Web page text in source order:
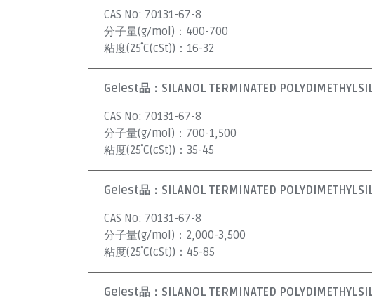
CAS No: 70131-67-8
分子量(g/mol)： 400-700
粘度(25˚C(cSt))： 16-32
Gelest品： SILANOL TERMINATED
CAS No: 70131-67-8
分子量(g/mol)： 700-1,500
粘度(25˚C(cSt))： 35-45
Gelest品： SILANOL TERMINATED
CAS No: 70131-67-8
分子量(g/mol)： 2,000-3,500
粘度(25˚C(cSt))： 45-85
Gelest品： SILANOL TERMINATED